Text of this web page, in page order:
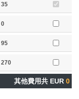
35
0
95
270
其他費用共 EUR 0